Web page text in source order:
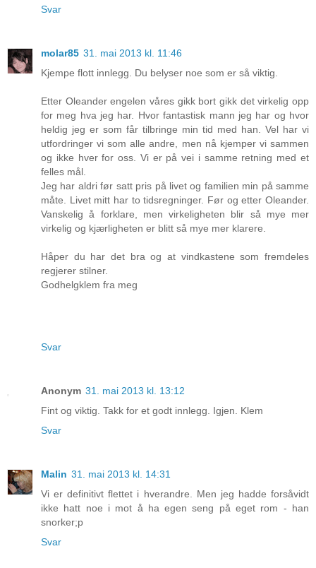
Svar
molar85 31. mai 2013 kl. 11:46
Kjempe flott innlegg. Du belyser noe som er så viktig.
Etter Oleander engelen våres gikk bort gikk det virkelig opp
for meg hva jeg har. Hvor fantastisk mann jeg har og hvor
heldig jeg er som får tilbringe min tid med han. Vel har vi
utfordringer vi som alle andre, men nå kjemper vi sammen
og ikke hver for oss. Vi er på vei i samme retning med et
felles mål.
Jeg har aldri før satt pris på livet og familien min på samme
måte. Livet mitt har to tidsregninger. Før og etter Oleander.
Vanskelig å forklare, men virkeligheten blir så mye mer
virkelig og kjærligheten er blitt så mye mer klarere.
Håper du har det bra og at vindkastene som fremdeles
regjerer stilner.
Godhelgklem fra meg
Svar
Anonym 31. mai 2013 kl. 13:12
Fint og viktig. Takk for et godt innlegg. Igjen. Klem
Svar
Malin 31. mai 2013 kl. 14:31
Vi er definitivt flettet i hverandre. Men jeg hadde forsåvidt
ikke hatt noe i mot å ha egen seng på eget rom - han
snorker;p
Svar